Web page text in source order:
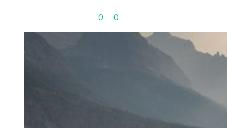
0 0